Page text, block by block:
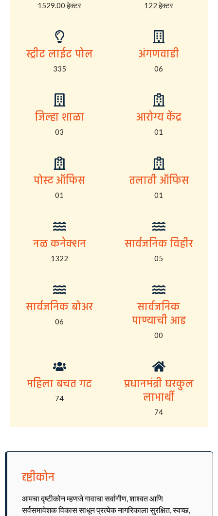
1529.00 हेक्टर 122 हेक्टर
स्ट्रीट लाईट पोल
335
अंगणवाडी
06
जिल्हा शाळा
03
आरोग्य केंद्र
01
पोस्ट ऑफिस
01
तलाठी ऑफिस
01
नळ कनेक्शन
1322
सार्वजनिक विहीर
05
सार्वजनिक बोअर
06
सार्वजनिक
पाण्याची आड
00
महिला बचत गट
74
प्रधानमंत्री घरकुल
लाभार्थी
74
दृष्टीकोन
आमचा दृष्टीकोन म्हणजे गावाचा सर्वांगीण, शाश्वत आणि
सर्वसमावेशक विकास साधून प्रत्येक नागरिकाला सुरक्षित, स्वच्छ,